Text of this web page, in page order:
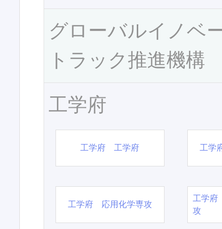
グローバルイノベ
トラック推進機構
工学府
工学府 工学府 工学
工学府 応用化学専攻
工学府
攻